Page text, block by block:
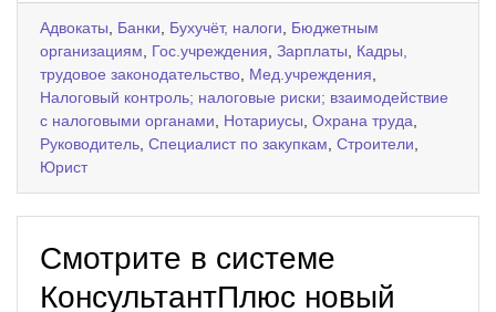
Адвокаты Банки Бухучёт, налоги
Бюджетным
организациям
Гос.учреждения Зарплаты
Кадры,
трудовое законодательство Мед.учреждения
Налоговый контроль; налоговые риски; взаимодействие
с налоговыми органами
Нотариусы Охрана труда
Руководитель Специалист по закупкам Строители
Юрист
Смотрите в системе
КонсультантПлюс новый